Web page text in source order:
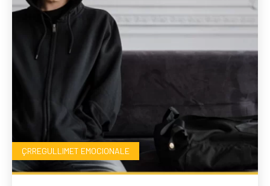
ÇRREGULLIMET EMOCIONALE